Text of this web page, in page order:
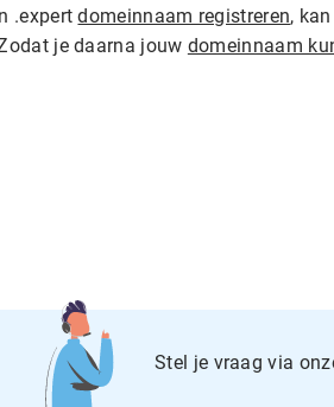
.expertdomeinnaam registreren,
je daarna jouw domeinnaam
Stel je vraag via